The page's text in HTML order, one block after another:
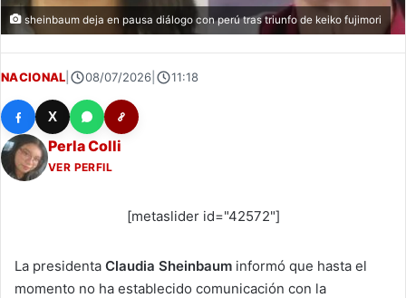
sheinbaum deja en pausa diálogo con perú tras triunfo de keiko fujimori
NACIONAL 08/07/2026 11:18
X
Perla Colli
VER PERFIL
[metaslider id="42572"]
La presidenta Claudia Sheinbaum informó que hasta el
momento no ha establecido comunicación con la